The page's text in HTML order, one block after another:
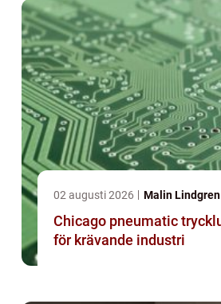
02 augusti 2026 Malin Lindgren
Chicago pneumatic tryckluftsverktyg
för krävande industri